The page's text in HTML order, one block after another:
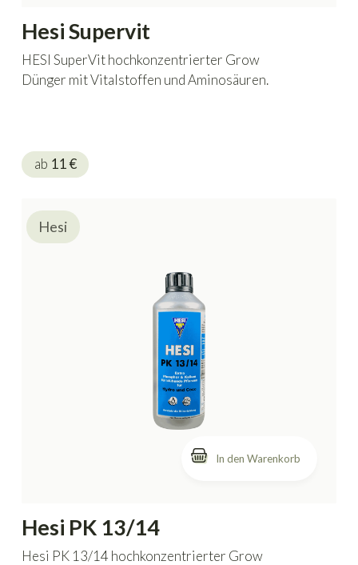
Hesi Supervit
HESI SuperVit hochkonzentrierter Grow
Dünger mit Vitalstoffen und Aminosäuren.
ab 11€
In den Warenkorb
Hesi PK 13/14
Hesi PK 13/14 hochkonzentrierter Grow
Hesi